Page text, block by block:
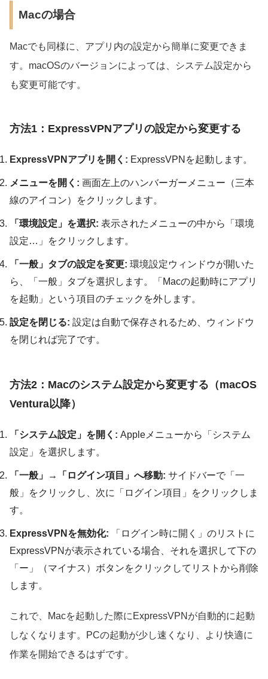
Macの場合
Macでも同様に、アプリ内の設定から簡単に変更できま
す。macOSのバージョンによっては、システム設定から
も変更可能です。
方法1：ExpressVPNアプリの設定から変更する
ExpressVPNアプリを開く: ExpressVPNを起動します。
メニューを開く: 画面左上のハンバーガーメニュー（三本
線のアイコン）をクリックします。
「環境設定」を選択: 表示されたメニューの中から「環境
設定…」をクリックします。
「一般」タブの設定を変更: 環境設定ウィンドウが開いた
ら、「一般」タブを選択します。「Macの起動時にアプリ
を起動」という項目のチェックを外します。
設定を閉じる: 設定は自動で保存されるため、ウィンドウ
を閉じれば完了です。
方法2：Macのシステム設定から変更する（macOS
Ventura以降）
「システム設定」を開く: Appleメニューから「システム
設定」を選択します。
「一般」→「ログイン項目」へ移動: サイドバーで「一
般」をクリックし、次に「ログイン項目」をクリックしま
す。
ExpressVPNを無効化: 「ログイン時に開く」のリストに
ExpressVPNが表示されている場合、それを選択して下の
「ー」（マイナス）ボタンをクリックしてリストから削除
します。
これで、Macを起動した際にExpressVPNが自動的に起動
しなくなります。PCの起動が少し速くなり、より快適に
作業を開始できるはずです。